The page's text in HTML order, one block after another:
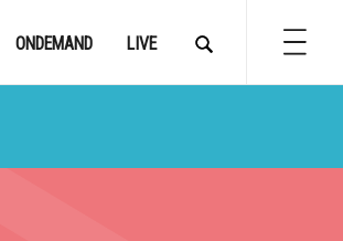
LIVE
ONDEMAND